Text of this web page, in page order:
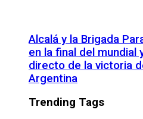
Alcalá y la Brigada
en la final del
directo de la victoria
Argentina
Trending Tags